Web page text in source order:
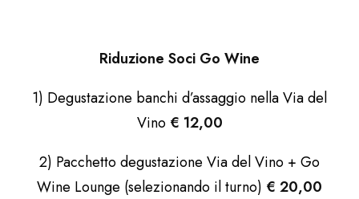
Riduzione Soci Go Wine
1) Degustazione banchi d’assaggio nella Via del
Vino € 12,00
2) Pacchetto degustazione Via del Vino + Go
Wine Lounge (selezionando il turno) € 20,00